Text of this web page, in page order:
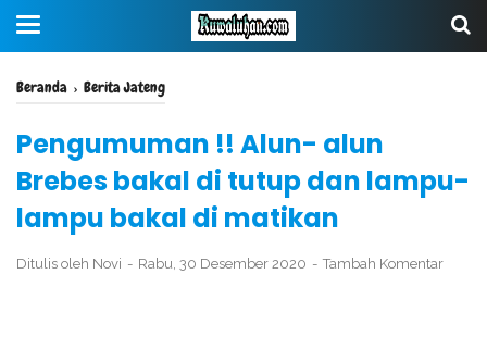
Beranda › Berita Jateng
Pengumuman !! Alun- alun
Brebes bakal di tutup dan lampu-
lampu bakal di matikan
Ditulis oleh Novi Rabu, 30 Desember 2020 Tambah Komentar